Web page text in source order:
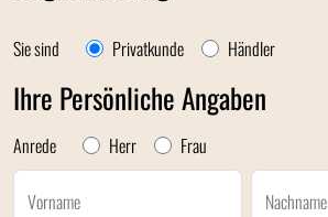
Sie sind Privatkunde Händler
Ihre Persönliche Angaben
Anrede Herr Frau
Vorname Nachname